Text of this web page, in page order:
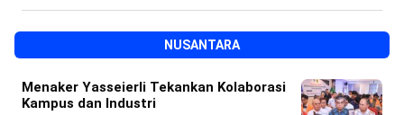
NUSANTARA
Menaker Yasseierli Tekankan Kolaborasi
Kampus dan Industri